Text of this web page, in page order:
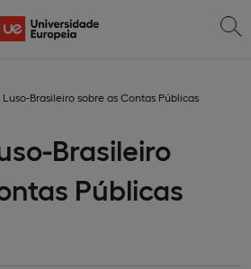
Brasileiro sobre as Contas Públicas
Brasileiro
Públicas